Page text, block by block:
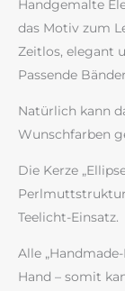
Handgemalte
das Motiv zum
Zeitlos, elegant
Passende
Natürlich kann
Wunschfarben
Die Kerze
Teelicht-Einsatz.
Alle
Hand – somit